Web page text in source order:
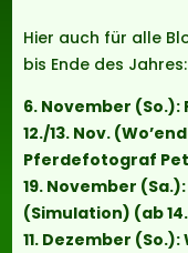
Hier auch für alle
bis Ende des Jahres:
6. November
12./13. Nov.
Pferdefotograf
19. November
(Simulation) (ab
11. Dezember